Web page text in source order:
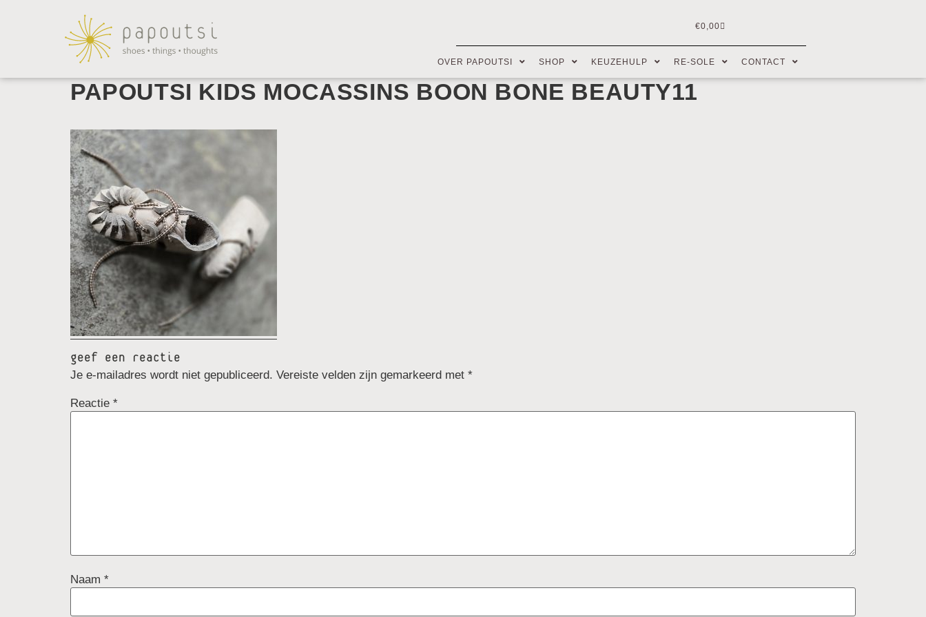
€0,00
OVER PAPOUTSI SHOP KEUZEHULP RE-SOLE CONTACT
PAPOUTSI KIDS MOCASSINS BOON BONE BEAUTY11
geef een reactie
Je e-mailadres wordt niet gepubliceerd. Vereiste velden zijn gemarkeerd met *
Reactie *
Naam *